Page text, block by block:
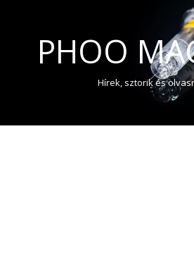
PHOO
Hírek, sztorik és